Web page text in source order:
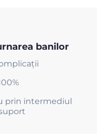
banilor
prin intermediul